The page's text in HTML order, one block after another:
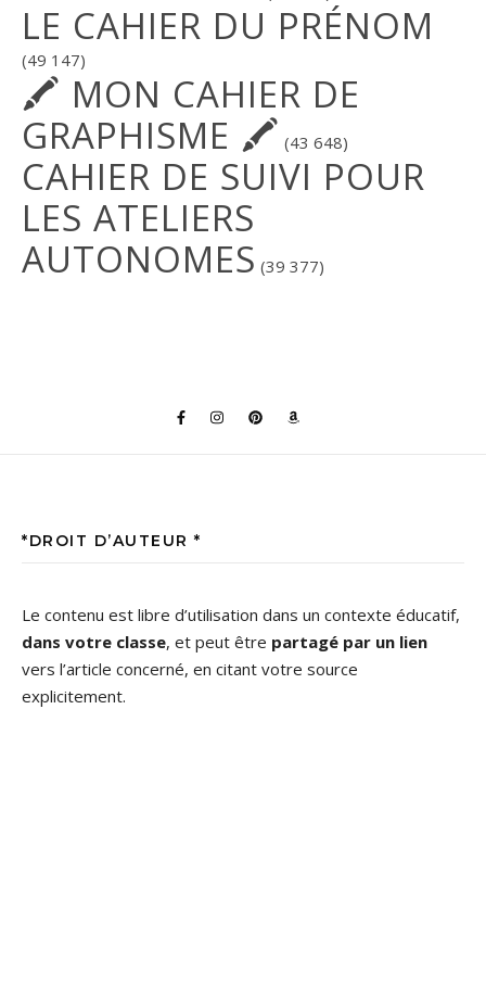
LE CAHIER DU PRÉNOM
(49 147)
🖍 MON CAHIER DE
GRAPHISME 🖍 (43 648)
CAHIER DE SUIVI POUR
LES ATELIERS
AUTONOMES (39 377)
*DROIT D’AUTEUR *
Le contenu est libre d’utilisation dans un contexte éducatif,
dans votre classe, et peut être partagé par un lien
vers l’article concerné, en citant votre source
explicitement.